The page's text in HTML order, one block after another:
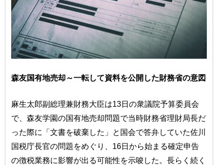
森友国有地売却～一転して資料を公開した財務省の意図
麻生太郎副総理兼財務大臣は13日の衆議院予算委員会
で、森友学園の国有地売却問題で当時財務省理財局長だ
った際に「文書を破棄した」と国会で答弁していた佐川
国税庁長官の問題をめぐり、16日から始まる確定申告
の徴税業務に影響が出る可能性を示唆した。長らく続く